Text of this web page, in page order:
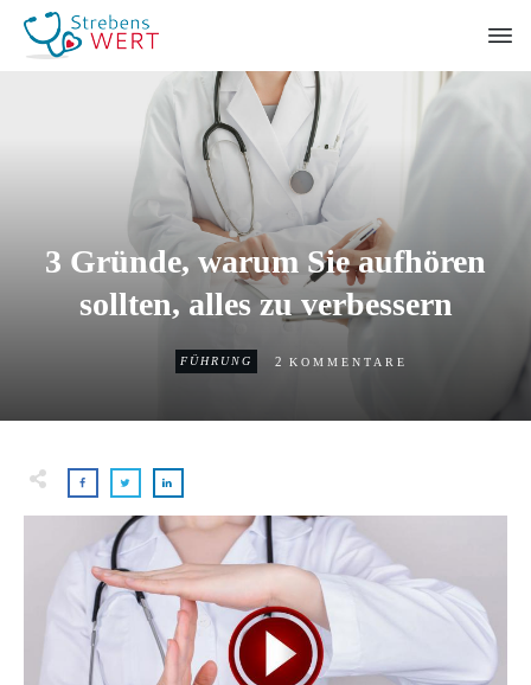
3 Gründe, warum Sie aufhören
sollten, alles zu verbessern
FÜHRUNG 2 KOMMENTARE